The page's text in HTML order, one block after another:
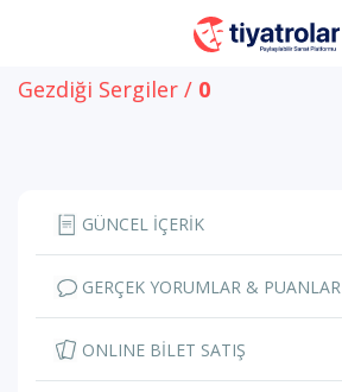
Gezdiği Sergiler / 0
GÜNCEL İÇERİK
GERÇEK YORUMLAR & PUANLAR
ONLINE BİLET SATIŞ